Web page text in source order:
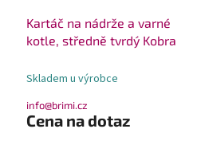
Kartáč na nádrže a varné
kotle, středně tvrdý Kobra
Skladem u výrobce
info@brimi.cz
Cena na dotaz